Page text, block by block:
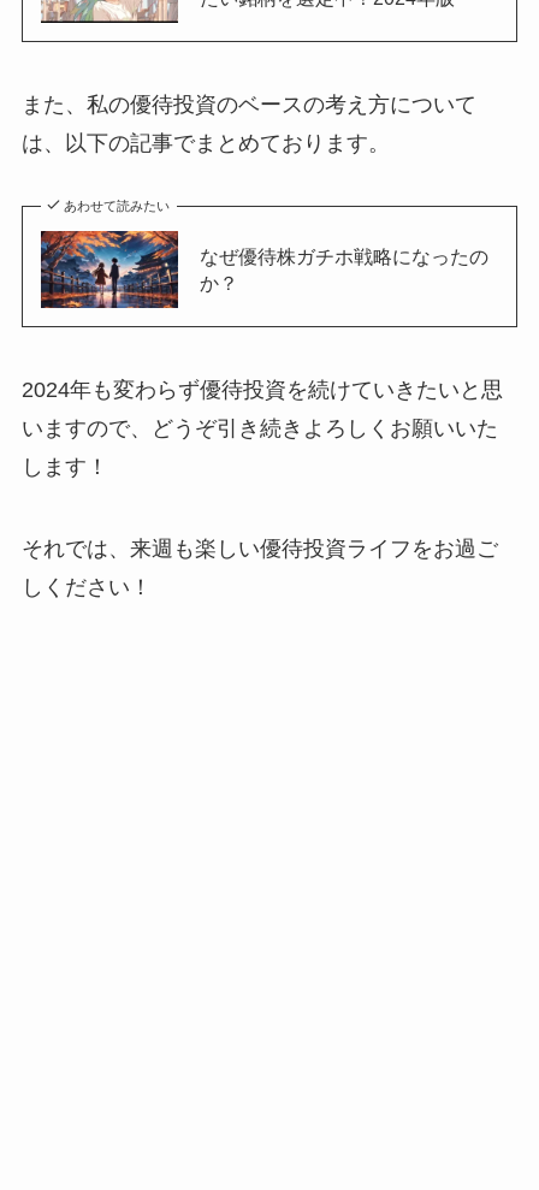
また、私の優待投資のベースの考え方について
は、以下の記事でまとめております。
あわせて読みたい
なぜ優待株ガチホ戦略になったの
か？
2024年も変わらず優待投資を続けていきたいと思
いますので、どうぞ引き続きよろしくお願いいた
します！
それでは、来週も楽しい優待投資ライフをお過ご
しください！